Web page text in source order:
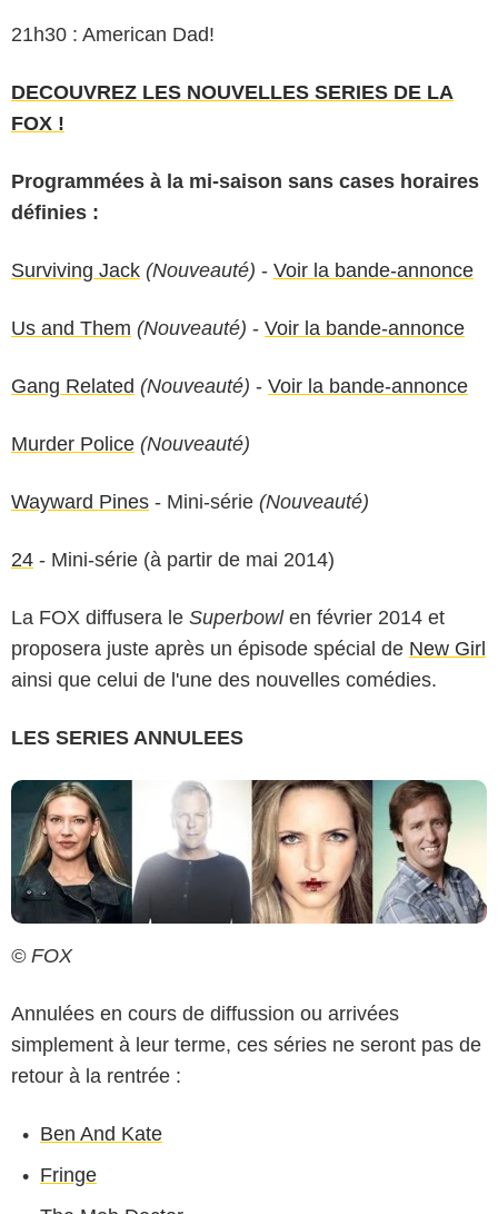
21h30 : American Dad!
DECOUVREZ LES NOUVELLES SERIES DE LA
FOX !
Programmées à la mi-saison sans cases horaires
définies :
Surviving Jack (Nouveauté) - Voir la bande-annonce
Us and Them (Nouveauté) - Voir la bande-annonce
Gang Related (Nouveauté) - Voir la bande-annonce
Murder Police (Nouveauté)
Wayward Pines - Mini-série (Nouveauté)
24 - Mini-série (à partir de mai 2014)
La FOX diffusera le Superbowlen février 2014 et
proposera juste après un épisode spécial de New Girl
ainsi que celui de l'une des nouvelles comédies.
LES SERIES ANNULEES
© FOX
Annulées en cours de diffussion ou arrivées
simplement à leur terme, ces séries ne seront pas de
retour à la rentrée :
Ben And Kate
Fringe